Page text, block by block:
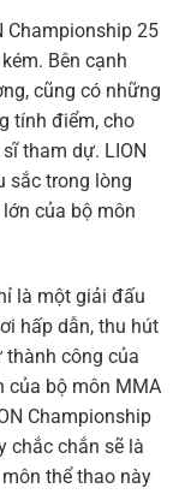
Championship 25
Bên cạnh
cũng có những
tính điểm, cho
tham dự. LION
sắc trong lòng
của bộ môn
là một giải đấu
hấp dẫn, thu hút
công của
của bộ môn MMA
Championship
chắc chắn sẽ là
thể thao này